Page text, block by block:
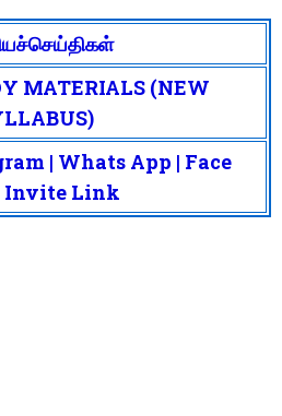
MATERIALS (NEW
| Whats App | Face
Invite Link